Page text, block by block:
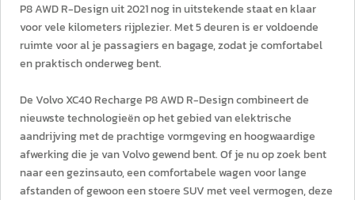
P8 AWD R-Design uit 2021 nog in uitstekende staat en klaar
voor vele kilometers rijplezier. Met 5 deuren is er voldoende
ruimte voor al je passagiers en bagage, zodat je comfortabel
en praktisch onderweg bent.
De Volvo XC40 Recharge P8 AWD R-Design combineert de
nieuwste technologieën op het gebied van elektrische
aandrijving met de prachtige vormgeving en hoogwaardige
afwerking die je van Volvo gewend bent. Of je nu op zoek bent
naar een gezinsauto, een comfortabele wagen voor lange
afstanden of gewoon een stoere SUV met veel vermogen, deze